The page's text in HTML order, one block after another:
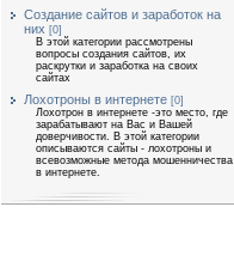
Создание сайтов и заработок на
них [0]
В этой категории рассмотрены
вопросы создания сайтов, их
раскрутки и заработка на своих
сайтах
Лохотроны в интернете [0]
Лохотрон в интернете -это место, где
зарабатывают на Вас и Вашей
доверчивости. В этой категории
описываются сайты - лохотроны и
всевозможные метода мошенничества
в интернете.